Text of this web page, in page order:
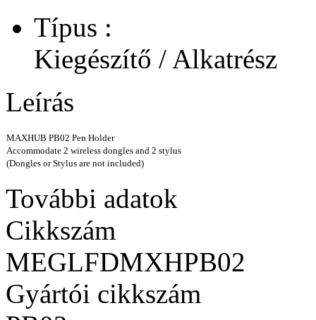
Típus :
Kiegészítő / Alkatrész
Leírás
MAXHUB PB02 Pen Holder
Accommodate 2 wireless dongles and 2 stylus
(Dongles or Stylus are not included)
További adatok
Cikkszám
MEGLFDMXHPB02
Gyártói cikkszám